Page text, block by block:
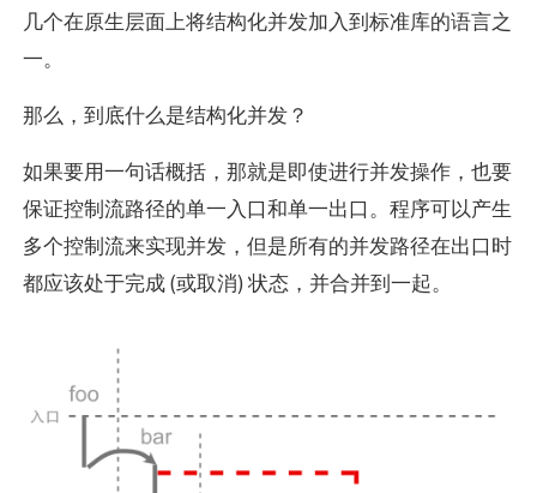
几个在原生层面上将结构化并发加入到标准库的语言之
一。
那么，到底什么是结构化并发？
如果要用一句话概括，那就是即使进行并发操作，也要
保证控制流路径的单一入口和单一出口。程序可以产生
多个控制流来实现并发，但是所有的并发路径在出口时
都应该处于完成 (或取消) 状态，并合并到一起。